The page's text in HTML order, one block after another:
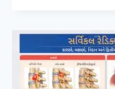
QUERVAIN’S
TENDINOSIS)